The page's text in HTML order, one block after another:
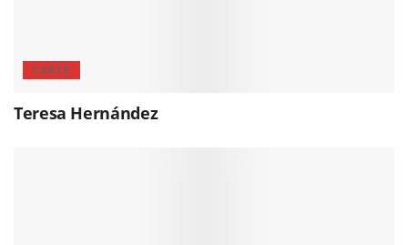
CANTE
Teresa Hernández